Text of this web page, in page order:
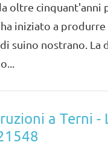
oltre
iniziato a
suino nostrano. La
a Terni -